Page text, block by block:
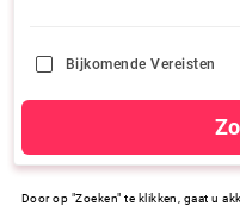
Bijkomende Vereisten
Door op "Zoeken" te klikken, gaat u